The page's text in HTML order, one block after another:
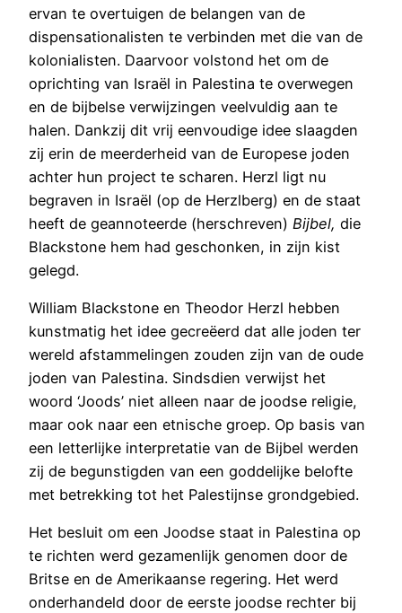
ervan te overtuigen de belangen van de
dispensationalisten te verbinden met die van de
kolonialisten. Daarvoor volstond het om de
oprichting van Israël in Palestina te overwegen
en de bijbelse verwijzingen veelvuldig aan te
halen. Dankzij dit vrij eenvoudige idee slaagden
zij erin de meerderheid van de Europese joden
achter hun project te scharen. Herzl ligt nu
begraven in Israël (op de Herzlberg) en de staat
heeft de geannoteerde (herschreven) Bijbel, die
Blackstone hem had geschonken, in zijn kist
gelegd.
William Blackstone en Theodor Herzl hebben
kunstmatig het idee gecreëerd dat alle joden ter
wereld afstammelingen zouden zijn van de oude
joden van Palestina. Sindsdien verwijst het
woord ‘Joods’ niet alleen naar de joodse religie,
maar ook naar een etnische groep. Op basis van
een letterlijke interpretatie van de Bijbel werden
zij de begunstigden van een goddelijke belofte
met betrekking tot het Palestijnse grondgebied.
Het besluit om een Joodse staat in Palestina op
te richten werd gezamenlijk genomen door de
Britse en de Amerikaanse regering. Het werd
onderhandeld door de eerste joodse rechter bij